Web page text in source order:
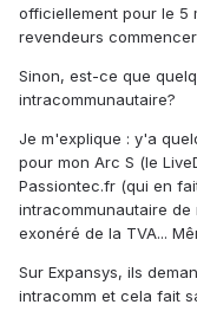
officiellement pour le 5
revendeurs
Sinon, est-ce que
intracommunautaire?
Je m'explique : y'a
pour mon Arc S (le
Passiontec.fr (qui en
intracommunautaire
exonéré de la TVA...
Sur Expansys, ils
intracomm et cela fait